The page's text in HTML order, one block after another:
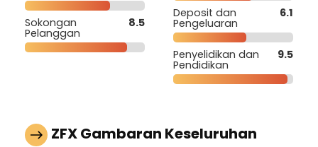
Sokongan
Pelanggan
8.5
Deposit dan
Pengeluaran
6.1
Penyelidikan dan
Pendidikan
9.5
ZFX Gambaran Keseluruhan